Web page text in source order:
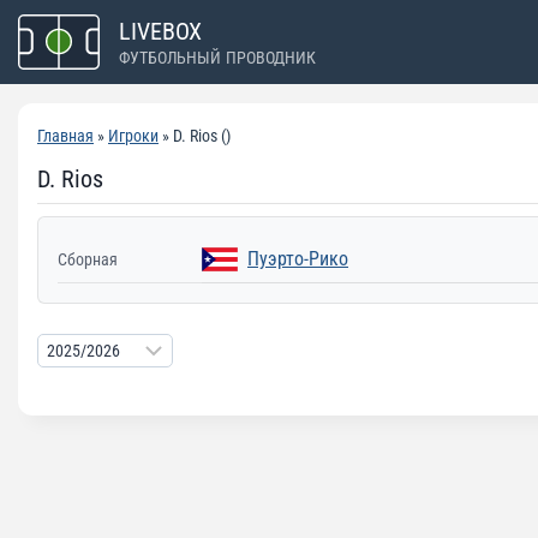
Перейти
содержимому
LIVEBOX
ФУТБОЛЬНЫЙ ПРОВОДНИК
Главная » Игроки » D. Rios ()
D. Rios
Сборная Пуэрто-Рико